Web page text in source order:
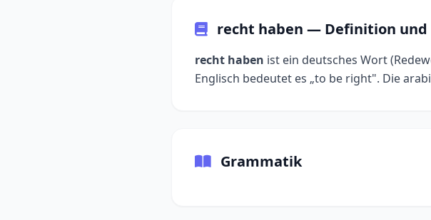
recht haben — Definition und
recht haben ist ein deutsches Wort
Grammatik